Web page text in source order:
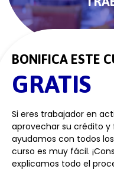
BONIFICA ESTE
GRATIS
Si eres trabajador en
aprovechar su crédito
ayudamos con todos
curso es muy fácil.
explicamos todo el